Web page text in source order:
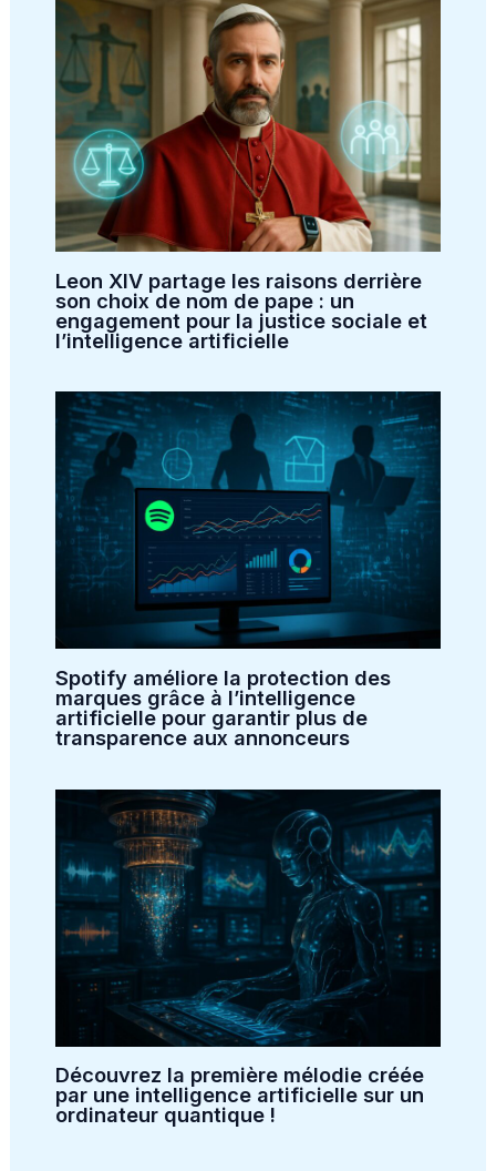
Leon XIV partage les raisons derrière
son choix de nom de pape : un
engagement pour la justice sociale et
l’intelligence artificielle
Spotify améliore la protection des
marques grâce à l’intelligence
artificielle pour garantir plus de
transparence aux annonceurs
Découvrez la première mélodie créée
par une intelligence artificielle sur un
ordinateur quantique !